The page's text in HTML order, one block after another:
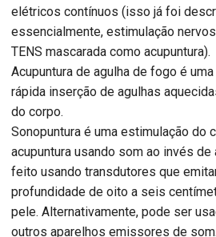
elétricos contínuos (isso já foi
essencialmente, estimulação
TENS mascarada como acupuntura).
Acupuntura de agulha de fogo é
rápida inserção de agulhas
do corpo.
Sonopuntura é uma estimulação do
acupuntura usando som ao invés
feito usando transdutores que
profundidade de oito a seis
pele. Alternativamente, pode ser
outros aparelhos emissores de som.